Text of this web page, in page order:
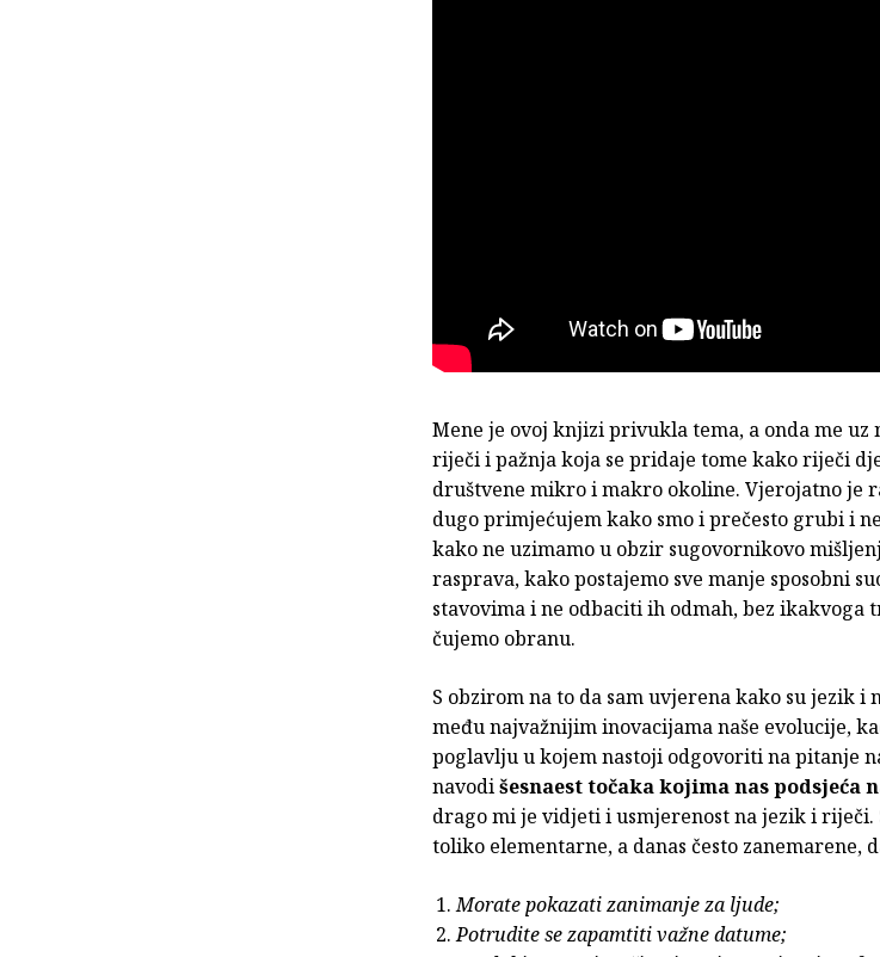
Mene je ovoj knjizi privukla tema, a onda me uz
riječi i pažnja koja se pridaje tome kako riječi
društvene mikro i makro okoline. Vjerojatno je
dugo primjećujem kako smo i prečesto grubi i
kako ne uzimamo u obzir sugovornikovo
rasprava, kako postajemo sve manje sposobni
stavovima i ne odbaciti ih odmah, bez ikakvoga
čujemo obranu.
S obzirom na to da sam uvjerena kako su jezik i
među najvažnijim inovacijama naše evolucije,
poglavlju u kojem nastoji odgovoriti na pitanje
navodišesnaest točaka kojima nas
drago mi je vidjeti i usmjerenost na jezik i riječi.
toliko elementarne, a danas često zanemarene,
Morate pokazati zanimanje za ljude;
Potrudite se zapamtiti važne datume;